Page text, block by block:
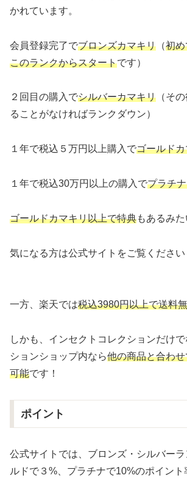
かれています。
会員登録完了でブロンズカマキリ （初
このランクからスタートです）
２回目の購入でシルバーカマキリ （そ
ることがなければランクダウン）
１年で税込５万円以上購入でゴールド
１年で税込30万円以上の購入でプラチ
ゴールドカマキリ以上で特典もあるみた
気になる方は公式サイトをご覧ください
一方、楽天では税込3980円以上で送料
しかも、インセクトコレクションだけ
ションショップ内なら他の商品と合わ
可能です！
ポイント
公式サイトでは、ブロンズ・シルバー
ルドで３%、プラチナで10%のポイント